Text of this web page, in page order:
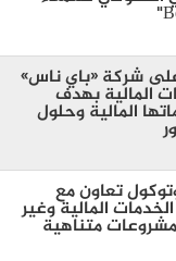
شركة «باي ناس»
المالية بهدف
المالية وحلول
تعاون مع
المالية وغير
متناهية